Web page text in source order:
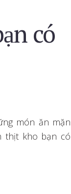
có
món ăn mặn
thịt kho bạn có